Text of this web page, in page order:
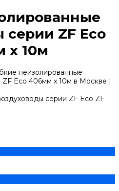
серии ZF Eco
х 10м
серии ZF Eco ZF